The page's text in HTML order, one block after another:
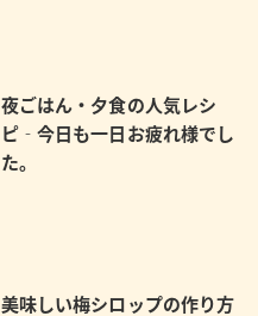
夜ごはん・夕食の人気レシ
ピ‐今日も一日お疲れ様でし
た。
美味しい梅シロップの作り方